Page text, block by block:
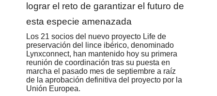
lograr el reto de garantizar el futuro de
esta especie amenazada
Los 21 socios del nuevo proyecto Life de
preservación del lince ibérico, denominado
Lynxconnect, han mantenido hoy su primera
reunión de coordinación tras su puesta en
marcha el pasado mes de septiembre a raíz
de la aprobación definitiva del proyecto por la
Unión Europea.